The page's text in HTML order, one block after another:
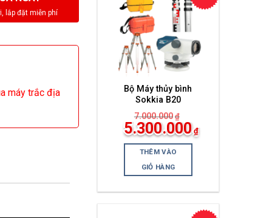
Bộ Máy thủy bình
Sokkia B20
7.000.000 ₫
Giá
gốc
là:
7.000.000₫.
5.300.000 ₫
Giá
hiện
tại
là:
5.300.000₫.
THÊM VÀO
GIỎ HÀNG
máy trắc địa